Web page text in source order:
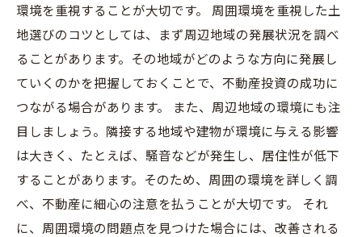
環境を重視することが大切です。 周囲環境を重視した土
地選びのコツとしては、まず周辺地域の発展状況を調べ
ることがあります。その地域がどのような方向に発展し
ていくのかを把握しておくことで、不動産投資の成功に
つながる場合があります。 また、周辺地域の環境にも注
目しましょう。隣接する地域や建物が環境に与える影響
は大きく、たとえば、騒音などが発生し、居住性が低下
することがあります。そのため、周囲の環境を詳しく調
べ、不動産に細心の注意を払うことが大切です。 それ
に、周囲環境の問題点を見つけた場合には、改善される